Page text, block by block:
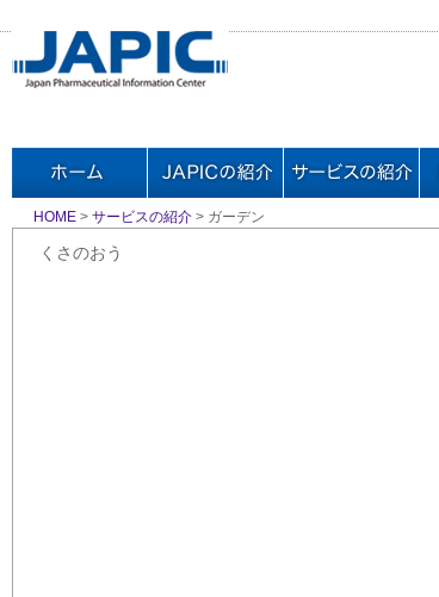
HOME > サービスの紹介 > ガーデン
くさのおう